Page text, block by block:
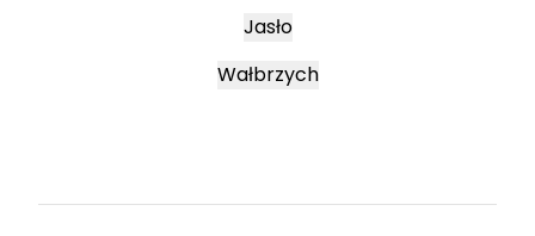
Jasło
Wałbrzych